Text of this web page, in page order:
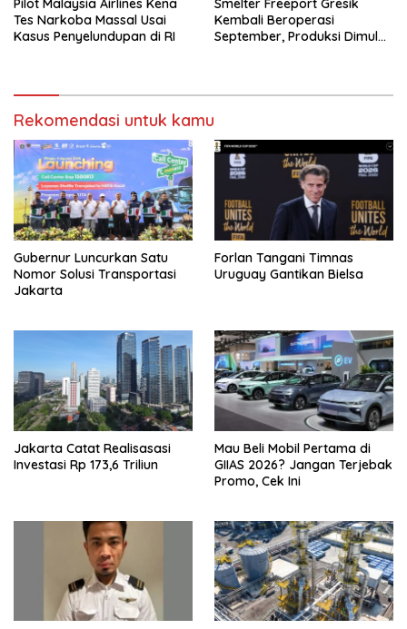
Pilot Malaysia Airlines Kena
Tes Narkoba Massal Usai
Kasus Penyelundupan di RI
Smelter Freeport Gresik
Kembali Beroperasi
September, Produksi Dimulai
Rekomendasi untuk kamu
Gubernur Luncurkan Satu
Nomor Solusi Transportasi
Jakarta
Forlan Tangani Timnas
Uruguay Gantikan Bielsa
Jakarta Catat Realisasasi
Investasi Rp 173,6 Triliun
Mau Beli Mobil Pertama di
GIIAS 2026? Jangan Terjebak
Promo, Cek Ini